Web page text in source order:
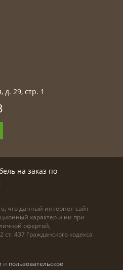
д. 29, стр. 1
на заказ по
что данный интернет-сайт
характер и ни при
офертой,
437 Гражданского кодекса
и пользовательское